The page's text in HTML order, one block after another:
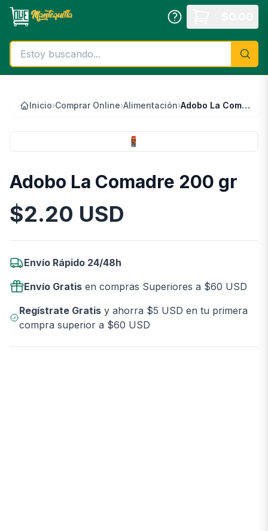
Saltar al contenido principal
Inicio›Comprar Online›Alimentación› Adobo La Comadre 200 gr
Adobo La Comadre 200 gr
Información del Producto
$2.20 USD
Envío Rápido 24/48h
Envío Gratis en compras Superiores a $60 USD
Regístrate Gratisy ahorra $5 USD en tu primera
compra superior a $60 USD